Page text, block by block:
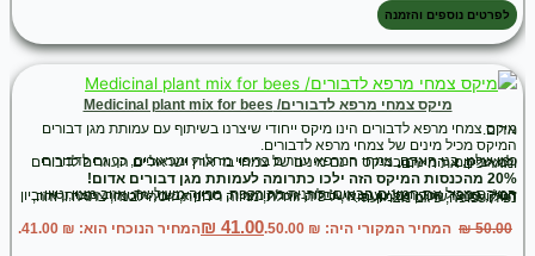
לפרטים נוספים והזמנה
מיקס צמחי מרפא לדבורים/ Medicinal plant mix for bees
מיקס צמחי מרפא לדבורים הינו מיקס ייחודי שיצרנו בשיתוף עם עמותת מגן דבורים אדום.
המיקס מכיל מינים של צמחי מרפא לדבורים.
כמו שלנו, בני האדם, צמחי המרפא עוזרים בריפוי מחלות ומכאובים, כך גם לדבורים ולמאביקים. המינים במיקס הינם מינים של צמחי בר ארץ ישראליים העוזרים לדבורים ומאריכים את חייהם.
20% מהכנסות המיקס הזה ילכו כתרומה לעמותת מגן דבורים אדום!
המיקס מכיל את המינים הבאים: קורנית מקורקפת, מרווה משולשת, אזוב מצוי, טיון דביק, סרפד הכדורים, נענע משובלת, געדה מצויה, סביון אביבי, חוטמית זיפנית, אזוביון דגול, עכנאי שרוע, שלמון יפואי, ליפיה זוחלת, מרווה ריחנית, זוטה לבנה, צתרה ורודה, נפית כפופה, פיגם מצוי ועוד.
₪50.00 המחיר המקורי היה: ₪ 50.00. ₪ 41.00 המחיר הנוכחי הוא: ₪ 41.00.